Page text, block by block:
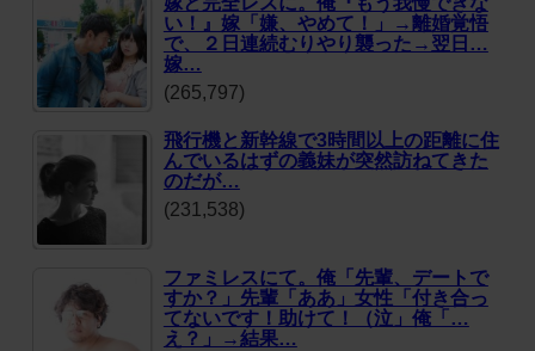
い！』嫁「嫌、やめて！」→離婚覚悟
で、２日連続むりやり襲った→翌日…
嫁…
(265,797)
飛行機と新幹線で3時間以上の距離に住
んでいるはずの義妹が突然訪ねてきた
のだが…
(231,538)
ファミレスにて。俺「先輩、デートで
すか？」先輩「ああ」女性「付き合っ
てないです！助けて！（泣」俺「…
え？」→結果…